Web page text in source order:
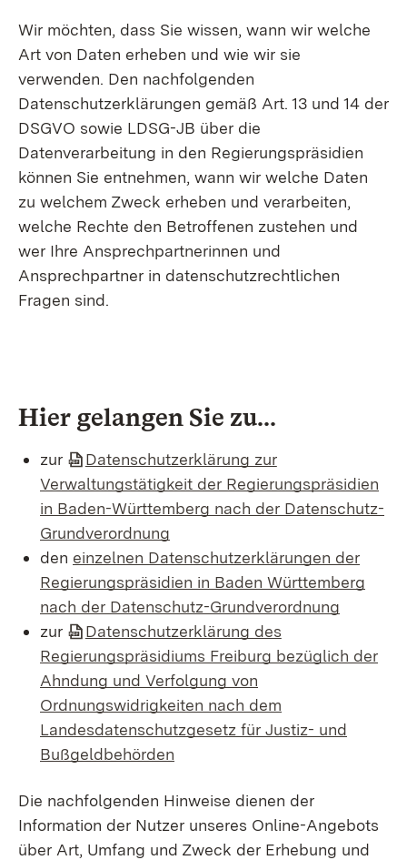
Wir möchten, dass Sie wissen, wann wir welche
Art von Daten erheben und wie wir sie
verwenden. Den nachfolgenden
Datenschutzerklärungen gemäß Art. 13 und 14 der
DSGVO sowie LDSG-JB über die
Datenverarbeitung in den Regierungspräsidien
können Sie entnehmen, wann wir welche Daten
zu welchem Zweck erheben und verarbeiten,
welche Rechte den Betroffenen zustehen und
wer Ihre Ansprechpartnerinnen und
Ansprechpartner in datenschutzrechtlichen
Fragen sind.
​Hier gelangen Sie zu...
zur
Datenschutzerklärung zur
Verwaltungstätigkeit der Regierungspräsidien
in Baden-Württemberg nach der Datenschutz-
Grundverordnung
den einzelnen Datenschutzerklärungen der
Regierungspräsidien in Baden Württemberg
nach der Datenschutz-Grundverordnung
zur
Datenschutzerklärung des
Regierungspräsidiums Freiburg bezüglich der
Ahndung und Verfolgung von
Ordnungswidrigkeiten nach dem
Landesdatenschutzgesetz für Justiz- und
Bußgeldbehörden
Die nachfolgenden Hinweise dienen der
Information der Nutzer unseres Online-Angebots
über Art, Umfang und Zweck der Erhebung und